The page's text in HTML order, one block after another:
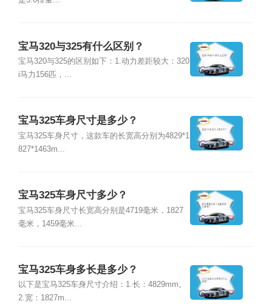
宝马320与325有什么区别？
宝马320与325的区别如下：1.动力差距较大：320
i马力156匹，...
宝马325车身尺寸是多少？
宝马325车身尺寸，这款车的长宽高分别为4829*1
827*1463m...
宝马325车身尺寸多少？
宝马325车身尺寸长宽高分别是4719毫米，1827
毫米，1459毫米...
宝马325车身多长是多少？
以下是宝马325车身尺寸介绍：1.长：4829mm。
2.宽：1827m...